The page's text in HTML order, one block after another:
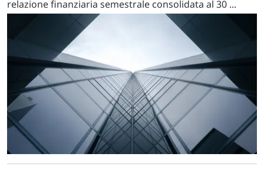
relazione finanziaria semestrale consolidata al 30 ...